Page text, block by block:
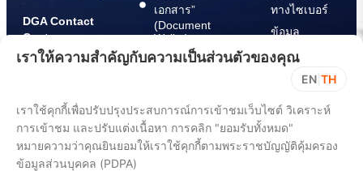
DGA Contact
Center:
(+66) 02 612
6060
เอกสาร”
(Document
Wallet)
ทางไซเบอร์
ข้อมูล
ปฏิบัติตาม
พ.ร.บ. การ
ปฏิบัติราชการ
ทาง
อิเล็กทรอนิกส์
พ.ศ. 2565
เราให้ความสำคัญกับความเป็นส่วนตัวของคุณ
EN TH
เราใช้คุกกี้เพื่อปรับปรุงประสบการณ์การเข้าชมเว็บไซต์ วิเคราะห์
การเข้าชม และปรับแต่งเนื้อหา การคลิก "ยอมรับทั้งหมด"
หมายความว่าคุณยินยอมให้เราใช้คุกกี้ตามพระราชบัญญัติคุ้มครอง
ข้อมูลส่วนบุคคล (PDPA)